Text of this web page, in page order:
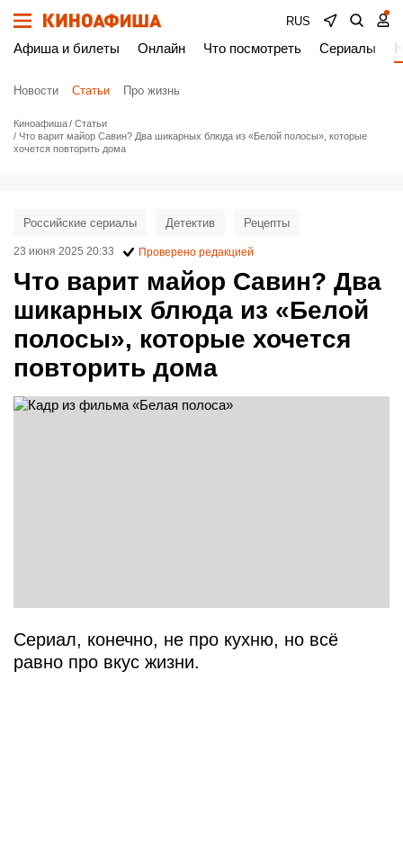
RUS
Афиша и билеты Онлайн Что посмотреть Сериалы
Новости Статьи Про жизнь
Киноафиша
Статьи
Что варит майор Савин? Два шикарных блюда из «Белой полосы», которые
хочется повторить дома
Что варит майор Савин? Два
шикарных блюда из «Белой
полосы», которые хочется
повторить дома
Российские сериалы Детектив Рецепты
23 июня 2025 20:33 Проверено редакцией
Сериал, конечно, не про кухню, но всё
равно про вкус жизни.